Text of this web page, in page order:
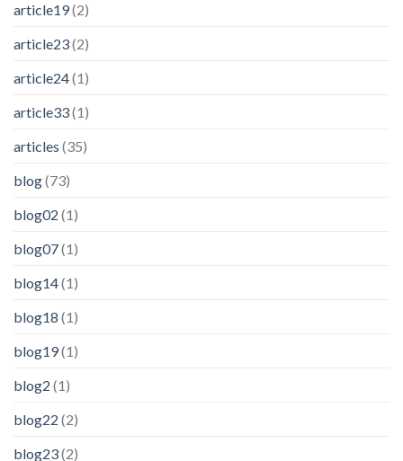
article19(2)
article23(2)
article24(1)
article33(1)
articles (35)
blog(73)
blog02 (1)
blog07(1)
blog14(1)
blog18 (1)
blog19(1)
blog2 (1)
blog22 (2)
blog23(2)